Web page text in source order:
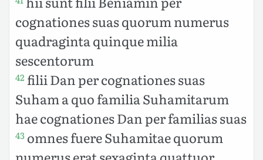
cognationes suas quorum numerus
quadraginta quinque milia
sescentorum
42 filii Dan per cognationes suas
Suham a quo familia Suhamitarum
hae cognationes Dan per familias suas
43 omnes fuere Suhamitae quorum